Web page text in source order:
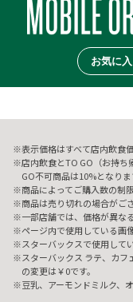
お気に
表示価格はすべて店内飲食
店内飲食とTO GO（お持ち
GO不可商品は10%となりま
商品によってご購入数の制
商品は売り切れの場合がご
一部店舗では、価格が異な
ページ内で使用している画
スターバックスで使用して
スターバックス ラテ、カ
の変更は￥0です。
豆乳、アーモンドミルク、